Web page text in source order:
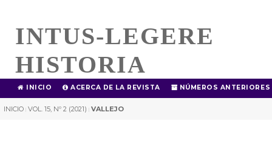
INTUS-LEGERE
HISTORIA
INICIO ACERCA DE LA REVISTA NÚMEROS ANTERIORES
INICIO | VOL. 15, Nº 2 (2021) | VALLEJO